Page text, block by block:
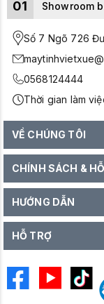
01 Showroom
Số 7 Ngõ 726
0568124444
Thời gian làm
VỀ CHÚNG TÔI
CHÍNH SÁCH &
HƯỚNG DẪN
HỖ TRỢ